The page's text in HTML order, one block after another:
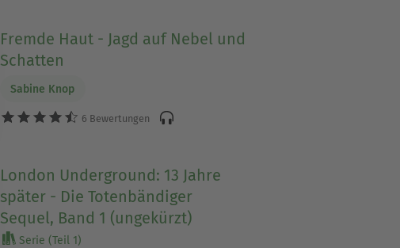
Fremde Haut - Jagd auf Nebel und
Schatten
Sabine Knop
6 Bewertungen
London Underground: 13 Jahre
später - Die Totenbändiger
Sequel, Band 1 (ungekürzt)
Serie (Teil 1)